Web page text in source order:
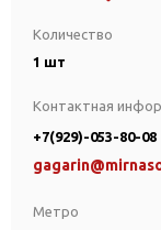
Количество
1 шт
Метро
Контактная
+7(929)-053-80-08